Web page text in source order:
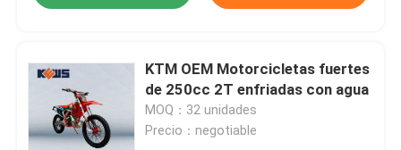
KTM OEM Motorcicletas fuertes
de 250cc 2T enfriadas con agua
MOQ：32 unidades
Precio：negotiable